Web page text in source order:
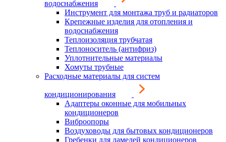
водоснабжения
Инструмент для монтажа труб и радиаторов
Крепежные изделия для отопления и
водоснабжения
Теплоизоляция трубчатая
Теплоноситель (антифриз)
Уплотнительные материалы
Хомуты трубные
Расходные материалы для систем
кондиционирования
Адаптеры оконные для мобильных
кондиционеров
Виброопоры
Воздуховоды для бытовых кондиционеров
Гребенки для ламелей кондиционеров